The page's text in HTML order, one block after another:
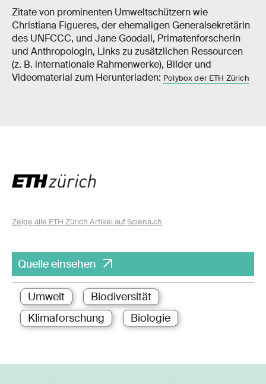
Zitate von prominenten Umweltschützern wie
Christiana Figueres, der ehemaligen Generalsekretärin
des UNFCCC, und Jane Goodall, Primatenforscherin
und Anthropologin, Links zu zusätzlichen Ressourcen
(z. B. internationale Rahmenwerke), Bilder und
Videomaterial zum Herunterladen: Polybox der ETH Zürich
Zeige alle ETH Zürich Artikel auf Sciena.ch
Quelle einsehen
Umwelt
Biodiversität
Klimaforschung
Biologie